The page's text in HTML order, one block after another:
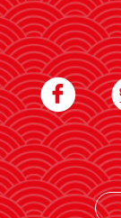
LEER MÁS